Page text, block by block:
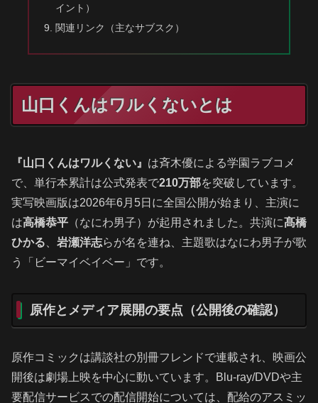
イント）
関連リンク（主なサブスク）
山口くんはワルくないとは
『山口くんはワルくない』 は斉木優による学園ラブコメ
で、単行本累計は公式発表で210万部を突破しています。
実写映画版は2026年6月5日に全国公開が始まり、主演に
は高橋恭平 （なにわ男子）が起用されました。共演に髙橋
ひかる
岩瀬洋志らが名を連ね、主題歌はなにわ男子が歌
う「ビーマイベイベー」です。
原作とメディア展開の要点（公開後の確認）
原作コミックは講談社の別冊フレンドで連載され、映画公
開後は劇場上映を中心に動いています。Blu-ray/DVDや主
要配信サービスでの配信開始については、配給のアスミッ